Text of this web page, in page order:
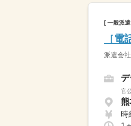
[ 一般派遣
［
派遣会社
官
時